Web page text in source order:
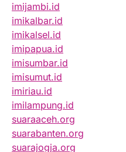
imijambi.id
imikalbar.id
imikalsel.id
imipapua.id
imisumbar.id
imisumut.id
imiriau.id
imilampung.id
suaraaceh.org
suarabanten.org
suarajogja.org